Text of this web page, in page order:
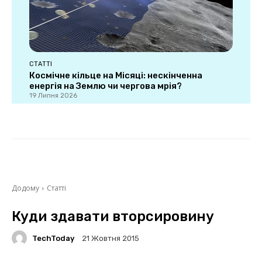
СТАТТІ
Космічне кільце на Місяці: нескінченна
енергія на Землю чи чергова мрія?
19 Липня 2026